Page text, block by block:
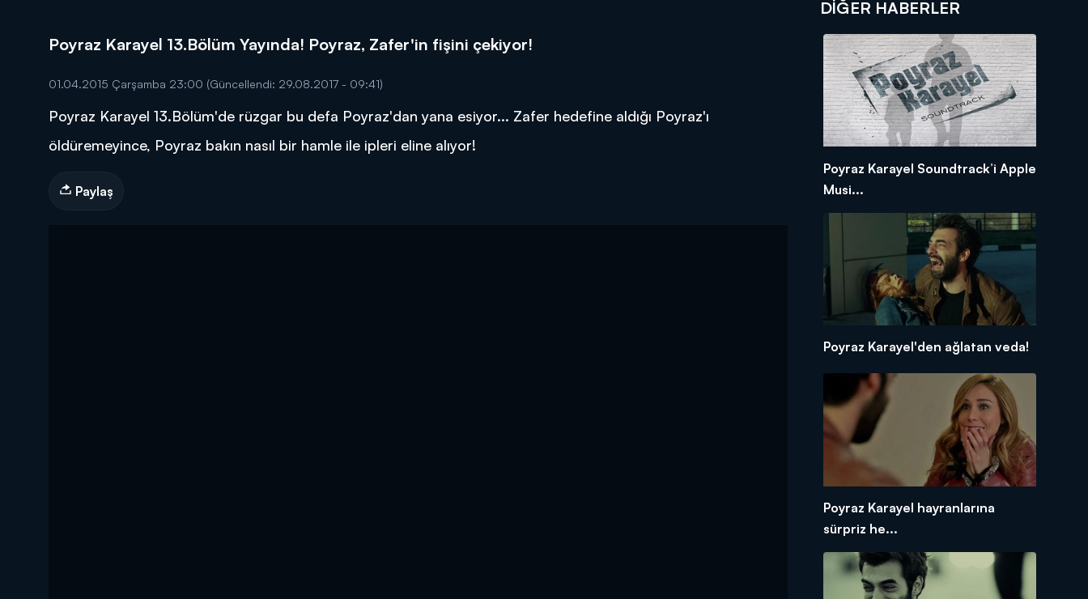
DİĞER SONUÇLAR
Poyraz Karayel 13.Bölüm Yayında! Poyraz, Zafer'in fişini çekiyor!
01.04.2015 Çarşamba 23:00 (Güncellendi: 29.08.2017 - 09:41)
Poyraz Karayel 13.Bölüm'de rüzgar bu defa Poyraz'dan yana esiyor... Zafer hedefine aldığı Poyraz'ı
öldüremeyince, Poyraz bakın nasıl bir hamle ile ipleri eline alıyor!
Paylaş
DIĞER HABERLER
Poyraz Karayel Soundtrack’i Apple
Musi...
Poyraz Karayel'den ağlatan veda!
Poyraz Karayel hayranlarına
sürpriz he...